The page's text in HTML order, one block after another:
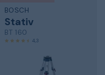
BOSCH
Stativ
BT 160
4,3